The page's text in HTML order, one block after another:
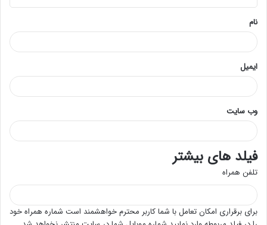
*
نام
ایمیل
وب‌ سایت
فیلد های بیشتر
تلفن همراه
برای برقراری امکان تعامل با شما کاربر محترم خواهشمند است شماره همراه خود